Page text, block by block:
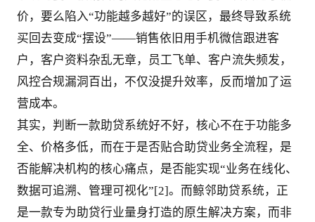
价，要么陷入“功能越多越好”的误区，最终导致系统
买回去变成“摆设”——销售依旧用手机微信跟进客
户，客户资料杂乱无章，员工飞单、客户流失频发，
风控合规漏洞百出，不仅没提升效率，反而增加了运
营成本。
其实，判断一款助贷系统好不好，核心不在于功能多
全、价格多低，而在于是否贴合助贷业务全流程，是
否能解决机构的核心痛点，是否能实现“业务在线化、
数据可追溯、管理可视化”[2]。而鲸邻助贷系统，正
是一款专为助贷行业量身打造的原生解决方案，而非